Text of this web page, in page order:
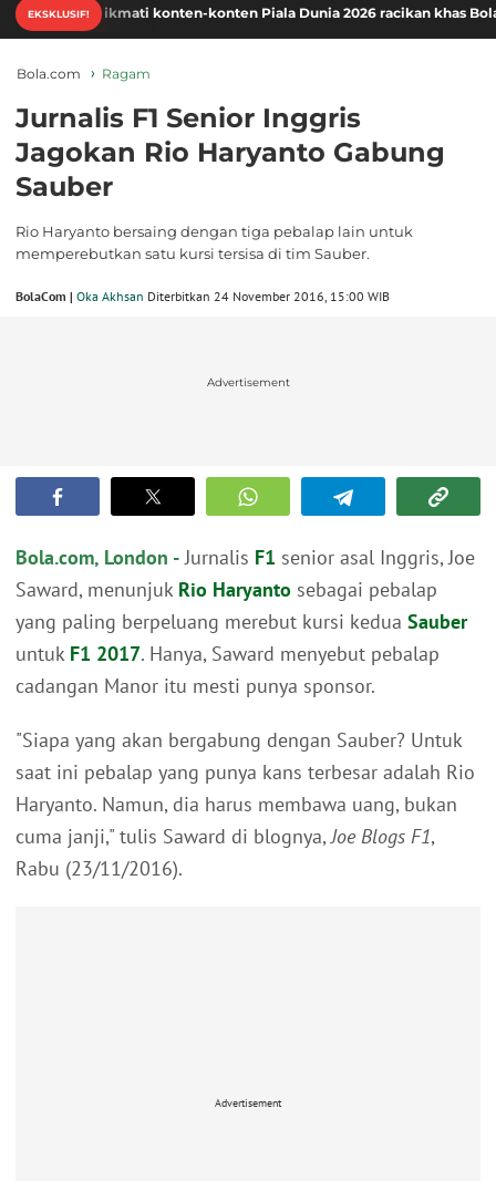
EKSKLUSIF!
Nikmati konten-konten Piala Dunia 2026 racikan khas Bola.com.
Bola.com Ragam
Jurnalis F1 Senior Inggris
Jagokan Rio Haryanto Gabung
Sauber
Rio Haryanto bersaing dengan tiga pebalap lain untuk
memperebutkan satu kursi tersisa di tim Sauber.
BolaCom | Oka Akhsan Diterbitkan 24 November 2016, 15:00 WIB
Advertisement
Bola.com, London -Jurnalis F1 senior asal Inggris, Joe
Saward, menunjuk Rio Haryanto sebagai pebalap
yang paling berpeluang merebut kursi kedua Sauber
untuk F1 2017. Hanya, Saward menyebut pebalap
cadangan Manor itu mesti punya sponsor.
"Siapa yang akan bergabung dengan Sauber? Untuk
saat ini pebalap yang punya kans terbesar adalah Rio
Haryanto. Namun, dia harus membawa uang, bukan
cuma janji," tulis Saward di blognya,Joe Blogs F1,
Rabu (23/11/2016).
Advertisement